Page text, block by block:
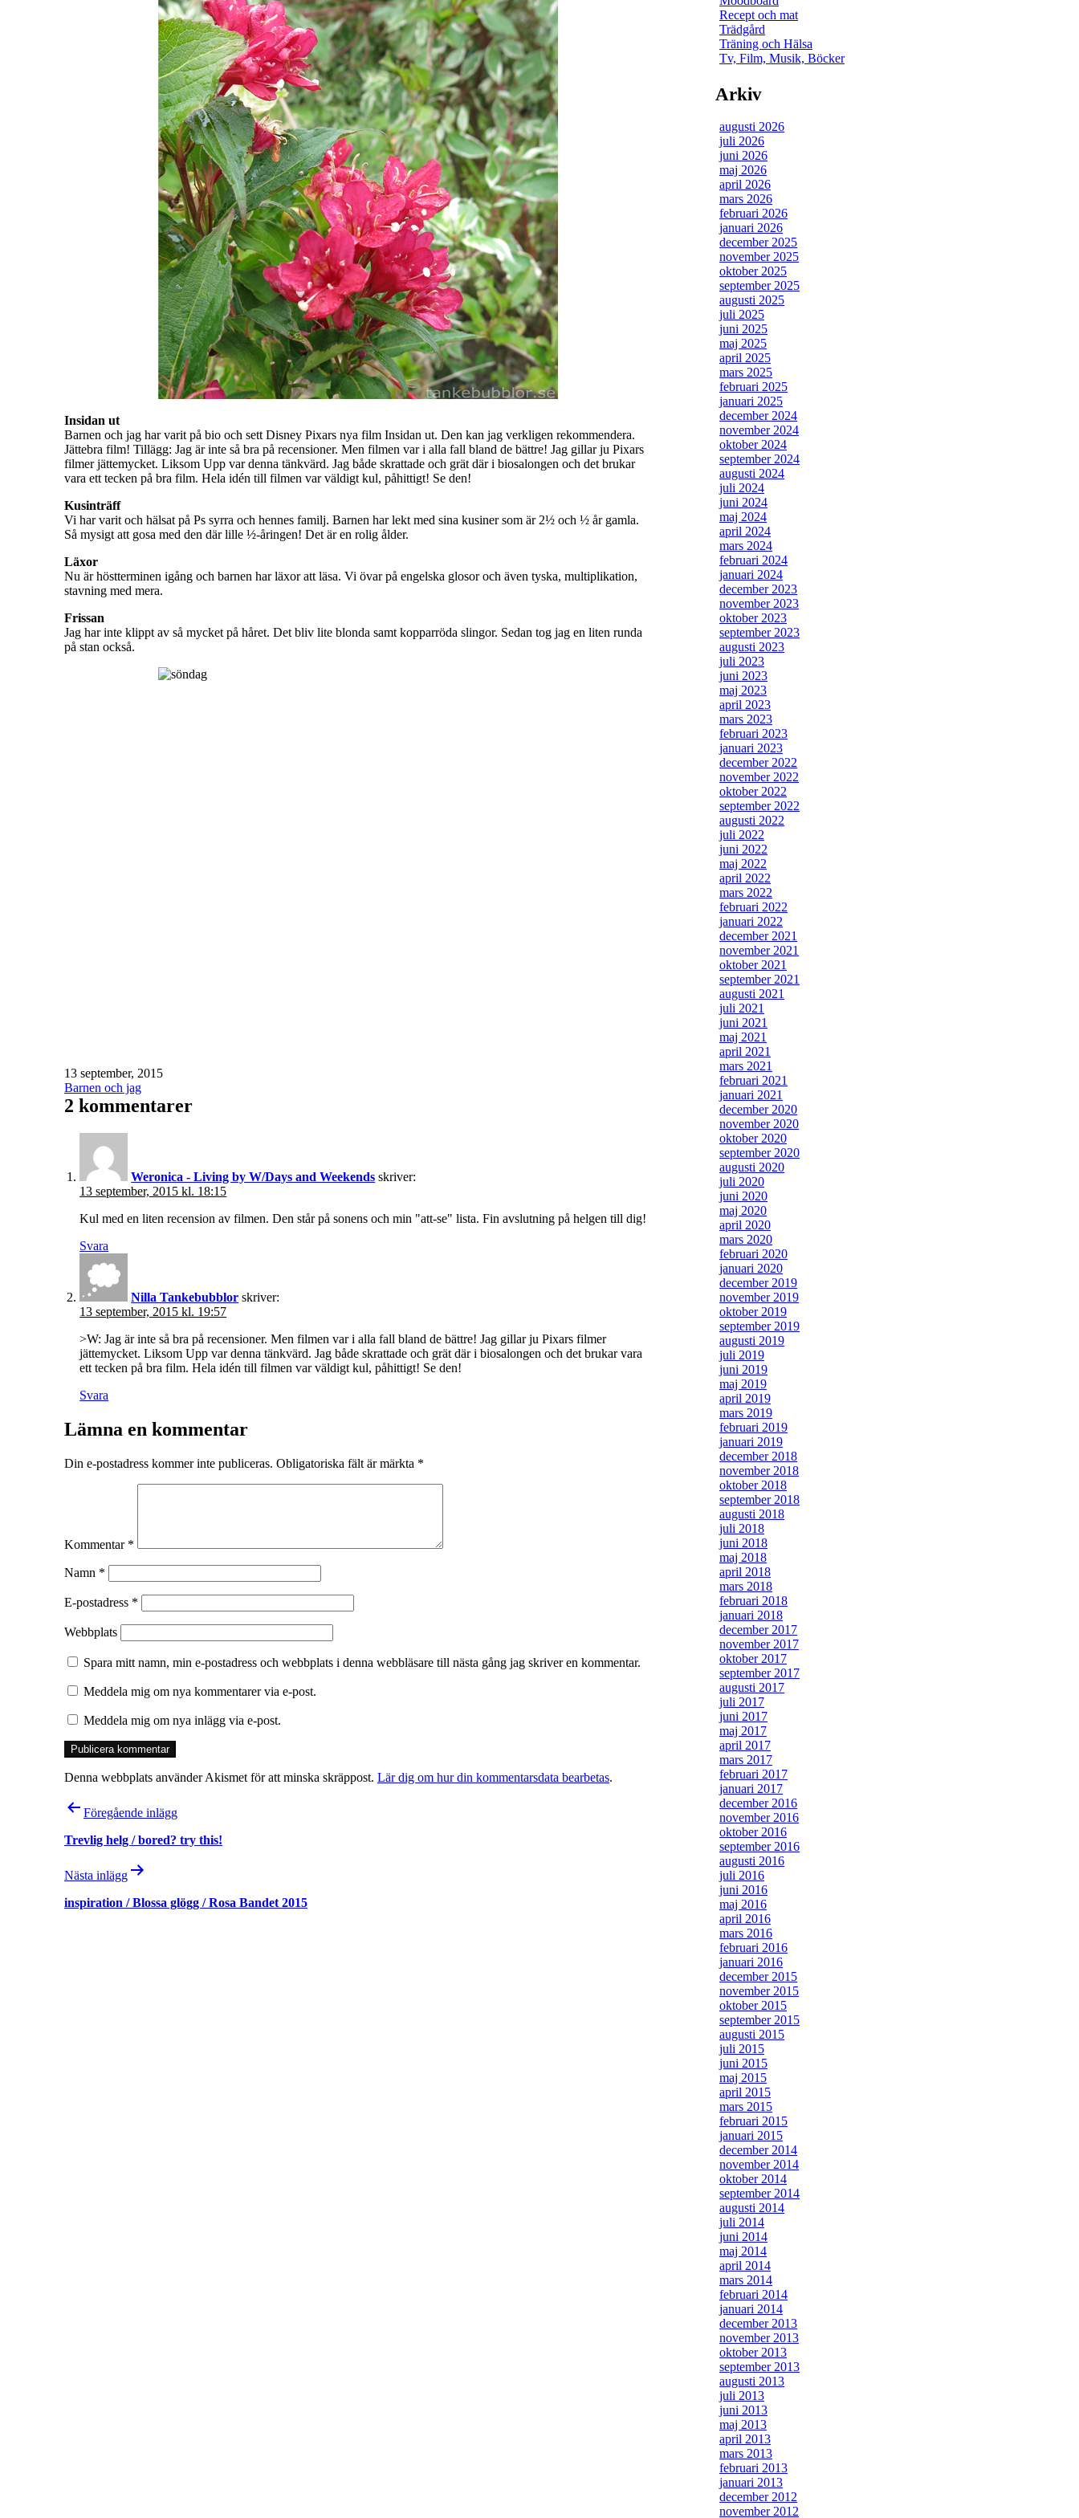
Insidan ut
Barnen och jag har varit på bio och sett Disney Pixars nya film Insidan ut. Den kan jag verkligen rekommendera.
Jättebra film! Tillägg: Jag är inte så bra på recensioner. Men filmen var i alla fall bland de bättre! Jag gillar ju Pixars
filmer jättemycket. Liksom Upp var denna tänkvärd. Jag både skrattade och grät där i biosalongen och det brukar
vara ett tecken på bra film. Hela idén till filmen var väldigt kul, påhittigt! Se den!
Kusinträff
Vi har varit och hälsat på Ps syrra och hennes familj. Barnen har lekt med sina kusiner som är 2½ och ½ år gamla.
Så mysigt att gosa med den där lille ½-åringen! Det är en rolig ålder.
Läxor
Nu är höstterminen igång och barnen har läxor att läsa. Vi övar på engelska glosor och även tyska, multiplikation,
stavning med mera.
Frissan
Jag har inte klippt av så mycket på håret. Det bliv lite blonda samt kopparröda slingor. Sedan tog jag en liten runda
på stan också.
Publicerat
den
13 september, 2015
Kategoriserat
som
Barnen och jag
2 kommentarer
Weronica - Living by W/Days and Weekends skriver:
13 september, 2015 kl. 18:15
Kul med en liten recension av filmen. Den står på sonens och min "att-se" lista. Fin avslutning på helgen till dig!
Svara
Nilla Tankebubblor skriver:
13 september, 2015 kl. 19:57
>W: Jag är inte så bra på recensioner. Men filmen var i alla fall bland de bättre! Jag gillar ju Pixars filmer
jättemycket. Liksom Upp var denna tänkvärd. Jag både skrattade och grät där i biosalongen och det brukar vara
ett tecken på bra film. Hela idén till filmen var väldigt kul, påhittigt! Se den!
Svara
Lämna en kommentar
Din e-postadress kommer inte publiceras. Obligatoriska fält är märkta *
Kommentar *
Namn *
E-postadress *
Webbplats
Spara mitt namn, min e-postadress och webbplats i denna webbläsare till nästa gång jag skriver en kommentar.
Meddela mig om nya kommentarer via e-post.
Meddela mig om nya inlägg via e-post.
Denna webbplats använder Akismet för att minska skräppost. Lär dig om hur din kommentarsdata bearbetas.
Inläggsnavigering
Föregående inlägg
Trevlig helg / bored? try this!
Nästa inlägg
inspiration / Blossa glögg / Rosa Bandet 2015
Recept och mat
Trädgård
Träning och Hälsa
Tv, Film, Musik, Böcker
Arkiv
augusti 2026
juli 2026
juni 2026
maj 2026
april 2026
mars 2026
februari 2026
januari 2026
december 2025
november 2025
oktober 2025
september 2025
augusti 2025
juli 2025
juni 2025
maj 2025
april 2025
mars 2025
februari 2025
januari 2025
december 2024
november 2024
oktober 2024
september 2024
augusti 2024
juli 2024
juni 2024
maj 2024
april 2024
mars 2024
februari 2024
januari 2024
december 2023
november 2023
oktober 2023
september 2023
augusti 2023
juli 2023
juni 2023
maj 2023
april 2023
mars 2023
februari 2023
januari 2023
december 2022
november 2022
oktober 2022
september 2022
augusti 2022
juli 2022
juni 2022
maj 2022
april 2022
mars 2022
februari 2022
januari 2022
december 2021
november 2021
oktober 2021
september 2021
augusti 2021
juli 2021
juni 2021
maj 2021
april 2021
mars 2021
februari 2021
januari 2021
december 2020
november 2020
oktober 2020
september 2020
augusti 2020
juli 2020
juni 2020
maj 2020
april 2020
mars 2020
februari 2020
januari 2020
december 2019
november 2019
oktober 2019
september 2019
augusti 2019
juli 2019
juni 2019
maj 2019
april 2019
mars 2019
februari 2019
januari 2019
december 2018
november 2018
oktober 2018
september 2018
augusti 2018
juli 2018
juni 2018
maj 2018
april 2018
mars 2018
februari 2018
januari 2018
december 2017
november 2017
oktober 2017
september 2017
augusti 2017
juli 2017
juni 2017
maj 2017
april 2017
mars 2017
februari 2017
januari 2017
december 2016
november 2016
oktober 2016
september 2016
augusti 2016
juli 2016
juni 2016
maj 2016
april 2016
mars 2016
februari 2016
januari 2016
december 2015
november 2015
oktober 2015
september 2015
augusti 2015
juli 2015
juni 2015
maj 2015
april 2015
mars 2015
februari 2015
januari 2015
december 2014
november 2014
oktober 2014
september 2014
augusti 2014
juli 2014
juni 2014
maj 2014
april 2014
mars 2014
februari 2014
januari 2014
december 2013
november 2013
oktober 2013
september 2013
augusti 2013
juli 2013
juni 2013
maj 2013
april 2013
mars 2013
februari 2013
januari 2013
december 2012
november 2012